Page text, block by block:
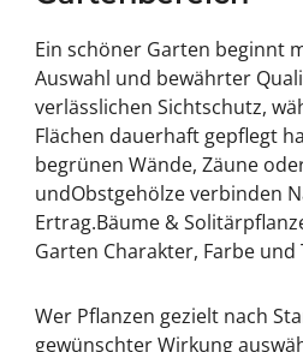
Ein schöner Garten beginnt
Auswahl und bewährter
verlässlichen Sichtschutz,
Flächen dauerhaft gepflegt
begrünen Wände, Zäune
undObstgehölzeverbinden
Ertrag.Bäume &
Garten Charakter, Farbe und
Wer Pflanzen gezielt nach
gewünschter Wirkung